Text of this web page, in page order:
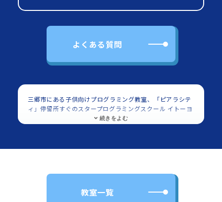
よくある質問
三郷市にある子供向けプログラミング教室、「ピアラシテ
ィ」停留所すぐのスタープログラミングスクール イトーヨ
ーカドー三郷教室の紹介ページです。対象は小学生・中学
2Fに教室があります。「ピアラシティ」停留所すぐのスタ
多くの子供に、プログラミング（Scratch）を習い事とし
教室一覧